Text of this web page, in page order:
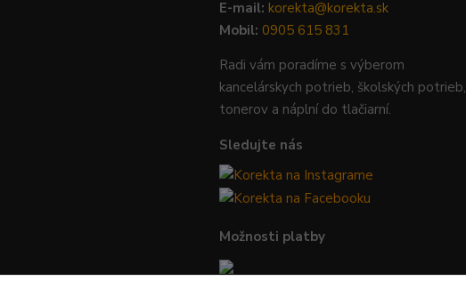
E-mail: korekta@korekta.sk
Mobil: 0905 615 831
Radi vám poradíme s výberom
kancelárskych potrieb, školských potrieb,
tonerov a náplní do tlačiarní.
Sledujte nás
Možnosti platby